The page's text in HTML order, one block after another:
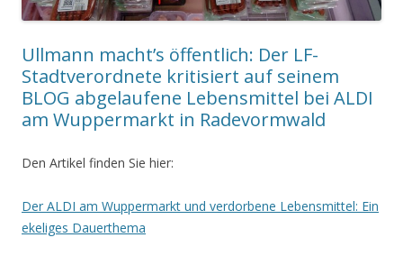
Ullmann macht’s öffentlich: Der LF-
Stadtverordnete kritisiert auf seinem
BLOG abgelaufene Lebensmittel bei ALDI
am Wuppermarkt in Radevormwald
Den Artikel finden Sie hier:
Der ALDI am Wuppermarkt und verdorbene Lebensmittel: Ein
ekeliges Dauerthema